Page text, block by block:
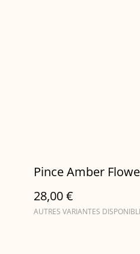
Pince Amber
28,00 €
AUTRES VARIANTES